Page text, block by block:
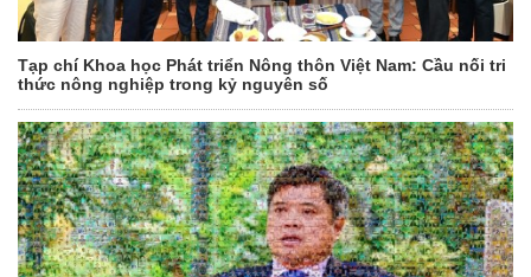
Tạp chí Khoa học Phát triển Nông thôn Việt Nam: Cầu nối tri
thức nông nghiệp trong kỷ nguyên số